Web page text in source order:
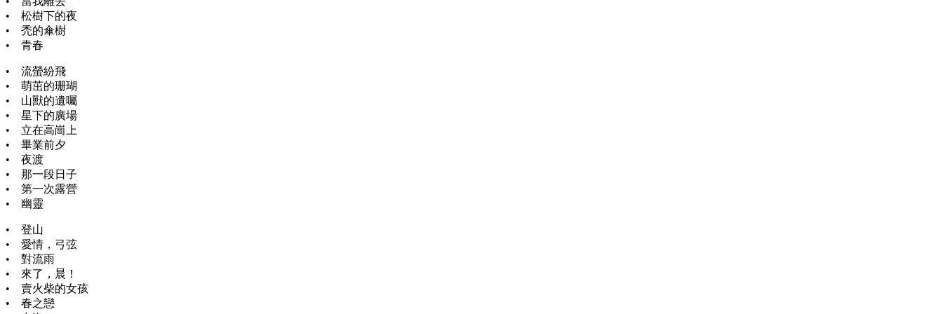
• 松樹下的夜
• 禿的傘樹
• 青春
• 流螢紛飛
• 萌茁的珊瑚
• 山獸的遺囑
• 星下的廣場
• 立在高崗上
• 畢業前夕
• 夜渡
• 那一段日子
• 第一次露營
• 幽靈
• 登山
• 愛情，弓弦
• 對流雨
• 來了，晨！
• 賣火柴的女孩
• 春之戀